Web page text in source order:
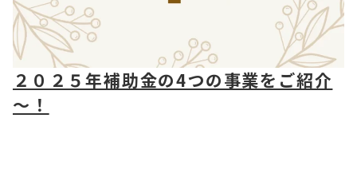
２０２５年補助金の4つの事業をご紹介
～！